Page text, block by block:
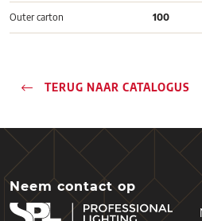
Outer carton 100
TERUG NAAR CATALOGUS
Neem contact op